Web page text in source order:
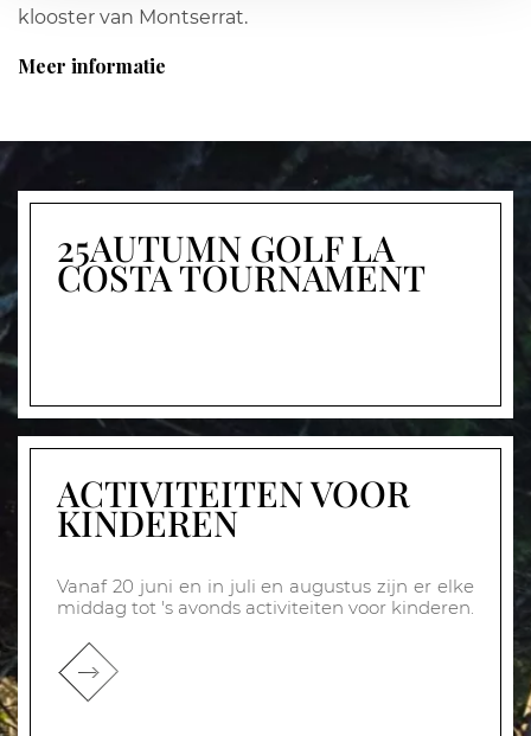
klooster van Montserrat.
Meer informatie
25AUTUMN GOLF LA
COSTA TOURNAMENT
ACTIVITEITEN VOOR
KINDEREN
Vanaf 20 juni en in juli en augustus zijn er elke
middag tot 's avonds activiteiten voor kinderen.